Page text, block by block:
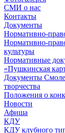
СМИ о нас
Контакты
Документы
Нормативно-
Нормативно-
культуры
Нормативные
«Пушкинская
Документы
творчества
Положения о
Новости
Афиша
КДУ
КДУ клубного